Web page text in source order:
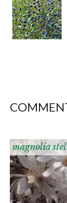
magnolia